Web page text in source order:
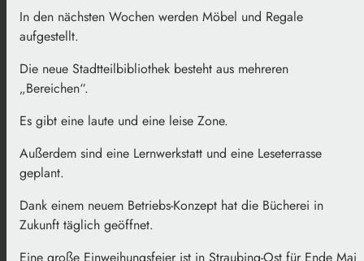
In den nächsten Wochen werden Möbel und Regale
aufgestellt.
Die neue Stadtteilbibliothek besteht aus mehreren
„Bereichen“.
Es gibt eine laute und eine leise Zone.
Außerdem sind eine Lernwerkstatt und eine Leseterrasse
geplant.
Dank einem neuem Betriebs-Konzept hat die Bücherei in
Zukunft täglich geöffnet.